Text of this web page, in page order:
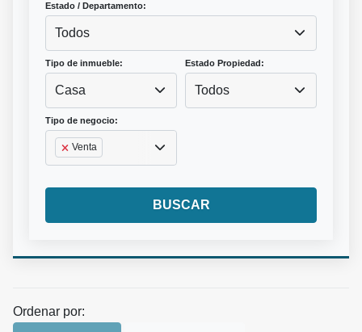
Estado / Departamento:
Todos
Tipo de inmueble:
Casa
Estado Propiedad:
Todos
Tipo de negocio:
Venta
BUSCAR
Ordenar por: